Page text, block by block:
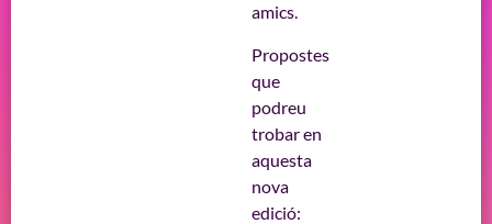
amics.
Propostes
que
podreu
trobar en
aquesta
nova
edició: